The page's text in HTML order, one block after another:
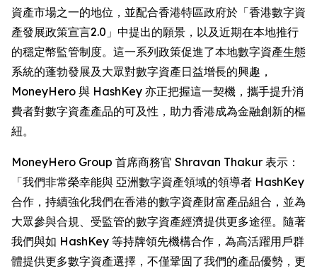
資產市場之一的地位，並配合香港特區政府於「香港數字資
產發展政策宣言2.0」中提出的願景，以及近期在本地推行
的穩定幣監管制度。這一系列政策促進了本地數字資產生態
系統的蓬勃發展及大眾對數字資產日益增長的興趣，
MoneyHero 與 HashKey 亦正把握這一契機，攜手提升消
費者對數字資產產品的可及性，助力香港成為金融創新的樞
紐。
MoneyHero Group 首席商務官 Shravan Thakur 表示：
「我們非常榮幸能與 亞洲數字資產領域的領導者 HashKey
合作，持續強化我們在香港的數字資產財富產品組合，並為
大眾參與合規、受監管的數字資產經濟提供更多途徑。隨著
我們與如 HashKey 等持牌領先機構合作，為高活躍用戶群
體提供更多數字資產選擇，不僅鞏固了我們的產品優勢，更